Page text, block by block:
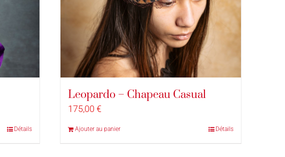
Détails
Leopardo – Chapeau Casual
175,00 €
Ajouter au panier Détails